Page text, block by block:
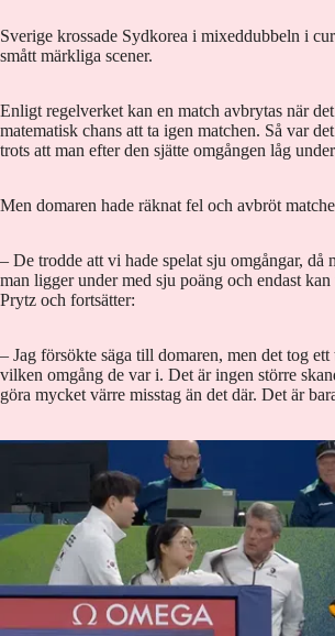
Sverige krossade Sydkorea i mixeddubbeln i
smått märkliga scener.
Enligt regelverket kan en match avbrytas när
matematisk chans att ta igen matchen. Så var
trots att man efter den sjätte omgången låg
Men domaren hade räknat fel och avbröt
– De trodde att vi hade spelat sju omgångar, då
man ligger under med sju poäng och endast kan
Prytz och fortsätter:
– Jag försökte säga till domaren, men det tog
vilken omgång de var i. Det är ingen större
göra mycket värre misstag än det där. Det är